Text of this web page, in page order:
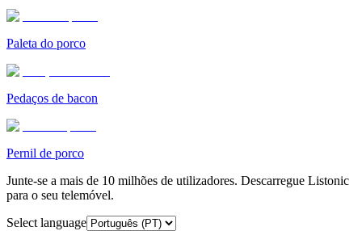
Paleta do porco
Pedaços de bacon
Pernil de porco
Junte-se a mais de 10 milhões de utilizadores. Descarregue Listonic
para o seu telemóvel.
Select language